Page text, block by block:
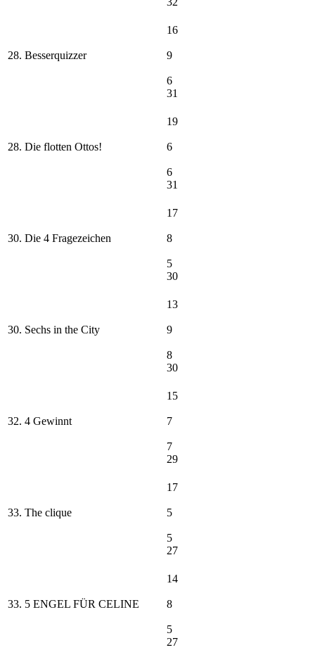
28. Besserquizzer
16
9
6
31
28. Die flotten Ottos!
19
6
6
31
30. Die 4 Fragezeichen
17
8
5
30
30. Sechs in the City
13
9
8
30
32. 4 Gewinnt
15
7
7
29
33. The clique
17
5
5
27
33. 5 ENGEL FÜR CELINE
14
8
5
27